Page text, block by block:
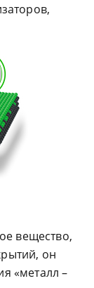
вещество,
он
«металл –